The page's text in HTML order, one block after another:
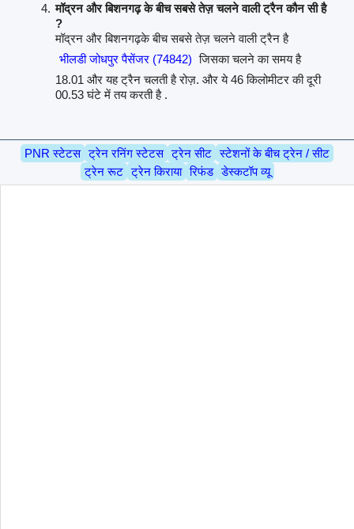
मॉद्रन और बिशनगढ़ के बीच सबसे तेज़ चलने वाली ट्रैन कौन सी है
?
मॉद्रन और बिशनगढ़के बीच सबसे तेज़ चलने वाली ट्रैन है
भीलडी जोधपुर पैसेंजर (74842) जिसका चलने का समय है
18.01 और यह ट्रैन चलती है रोज़. और ये 46 किलोमीटर की दूरी
00.53 घंटे में तय करती है .
PNR स्टेटस ट्रेन रनिंग स्टेटस ट्रेन सीट स्टेशनों के बीच ट्रेन / सीट
ट्रेन रूट ट्रेन किराया रिफंड डेस्कटॉप व्यू